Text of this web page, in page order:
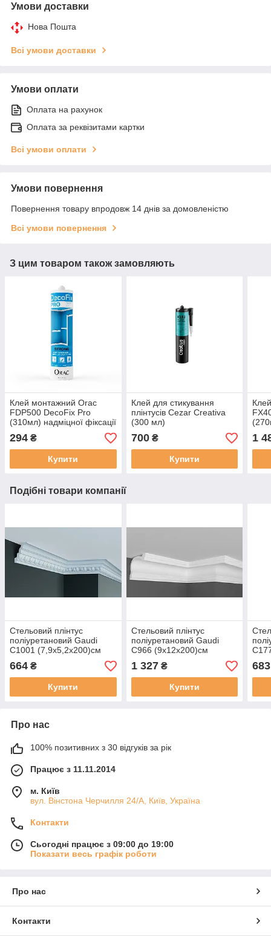
Умови доставки
Нова Пошта
Всі умови доставки
Умови оплати
Оплата на рахунок
Оплата за реквізитами картки
Всі умови оплати
Умови повернення
Повернення товару впродовж 14 днів за домовленістю
Всі умови повернення
З цим товаром також замовляють
Клей монтажний Orac
FDP500 DecoFix Pro
(310мл) надміцної фіксації
294 ₴
Купити
Клей для стикування
плінтусів Cezar Creativa
(300 мл)
700₴
Купити
1
Подібні товари компанії
Стельовий плінтус
поліуретановий Gaudi
C1001 (7,9х5,2х200)см
664 ₴
Купити
Стельовий плінтус
поліуретановий Gaudi
C966 (9х12х200)см
1 327₴
Купити
683
Про нас
100% позитивних з 30 відгуків за рік
Працює з 11.11.2014
м. Київ
вул. Вінстона Черчилля 24/А, Київ, Україна
Контакти
Сьогодні працює з 09:00 до 19:00
Показати весь графік роботи
Про нас
Контакти